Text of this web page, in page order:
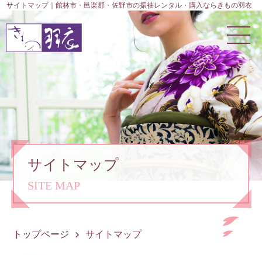
サイトマップ｜館林市・邑楽郡・佐野市の振袖レンタル・購入ならきもの羽衣
サイトマップ
SITE MAP
トップページ サイトマップ